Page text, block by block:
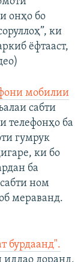
онҳо бо
ки
ёфтааст,
мобилии
сабти
телефонҳо ба
гумрук
ки бо
ба
ном
мераванд.
бурдаанд".